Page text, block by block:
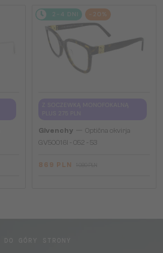
2-4 DNI -20%
Givenchy
Optična okvirja
GV50016I - 052 - 53
869 PLN